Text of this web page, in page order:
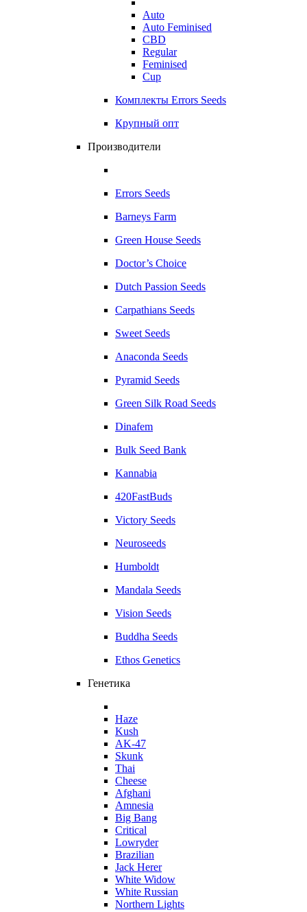
Auto
Auto Feminised
CBD
Regular
Feminised
Cup
Комплекты Errors Seeds
Крупный опт
Производители
Errors Seeds
Barneys Farm
Green House Seeds
Doctor’s Choice
Dutch Passion Seeds
Carpathians Seeds
Sweet Seeds
Anaconda Seeds
Pyramid Seeds
Green Silk Road Seeds
Dinafem
Bulk Seed Bank
Kannabia
420FastBuds
Victory Seeds
Neuroseeds
Humboldt
Mandala Seeds
Vision Seeds
Buddha Seeds
Ethos Genetics
Генетика
Haze
Kush
AK-47
Skunk
Thai
Cheese
Afghani
Amnesia
Big Bang
Critical
Lowryder
Brazilian
Jack Herer
White Widow
White Russian
Northern Lights